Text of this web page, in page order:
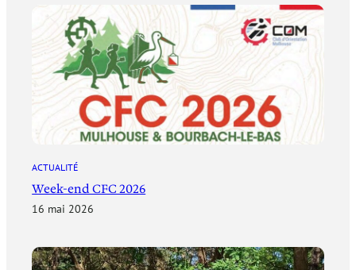
ACTUALITÉ
Week-end CFC 2026
16 mai 2026